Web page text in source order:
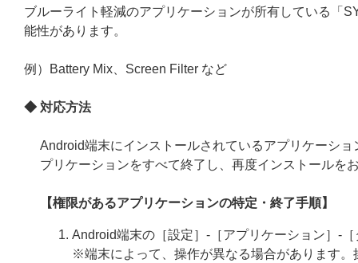
ブルーライト軽減のアプリケーションが所有している「
能性があります。
例）Battery Mix、Screen Filter など
◆ 対応方法
Android端末にインストールされているアプリケーシ
プリケーションをすべて終了し、再度インストールを
【権限があるアプリケーションの特定・終了手順】
Android端末の［設定］-［アプリケーション］-
※端末によって、操作が異なる場合があります